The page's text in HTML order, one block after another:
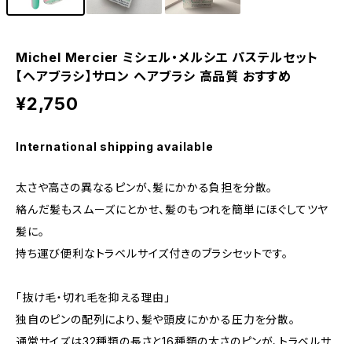
Michel Mercier ミシェル・メルシエ パステルセット
【ヘアブラシ】サロン ヘアブラシ 高品質 おすすめ
¥2,750
International shipping available
太さや高さの異なるピンが、髪にかかる負担を分散。
絡んだ髪もスムーズにとかせ、髪のもつれを簡単にほぐしてツヤ
髪に。
持ち運び便利なトラベルサイズ付きのブラシセットです。
「抜け毛・切れ毛を抑える理由」
独自のピンの配列により、髪や頭皮にかかる圧力を分散。
通常サイズは32種類の長さと16種類の太さのピンが、トラベルサ